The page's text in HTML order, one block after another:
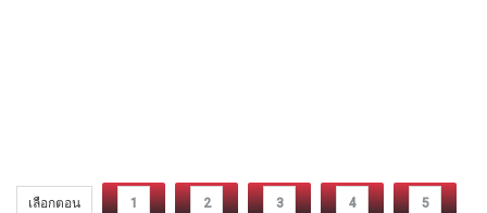
เลือกตอน 1 2 3 4 5